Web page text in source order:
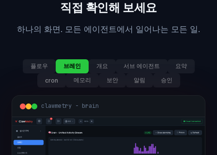
직접 확인해 보세요
하나의 화면. 모든 에이전트에서 일어나는 모든 일.
플로우 브레인 개요 서브 에이전트
요약
cron
메모리 보안 알림 승인
clawmetry - brain